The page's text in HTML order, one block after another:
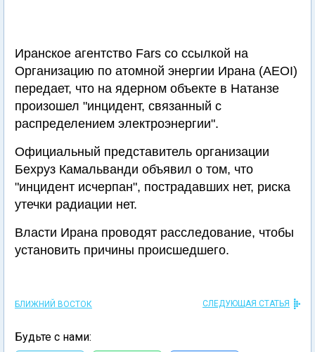
Иранское агентство Fars со ссылкой на
Организацию по атомной энергии Ирана (AEOI)
передает, что на ядерном объекте в Натанзе
произошел "инцидент, связанный с
распределением электроэнергии".
Официальный представитель организации
Бехруз Камальванди объявил о том, что
"инцидент исчерпан", пострадавших нет, риска
утечки радиации нет.
Власти Ирана проводят расследование, чтобы
установить причины происшедшего.
БЛИЖНИЙ ВОСТОК СЛЕДУЮЩАЯ СТАТЬЯ
Будьте с нами: